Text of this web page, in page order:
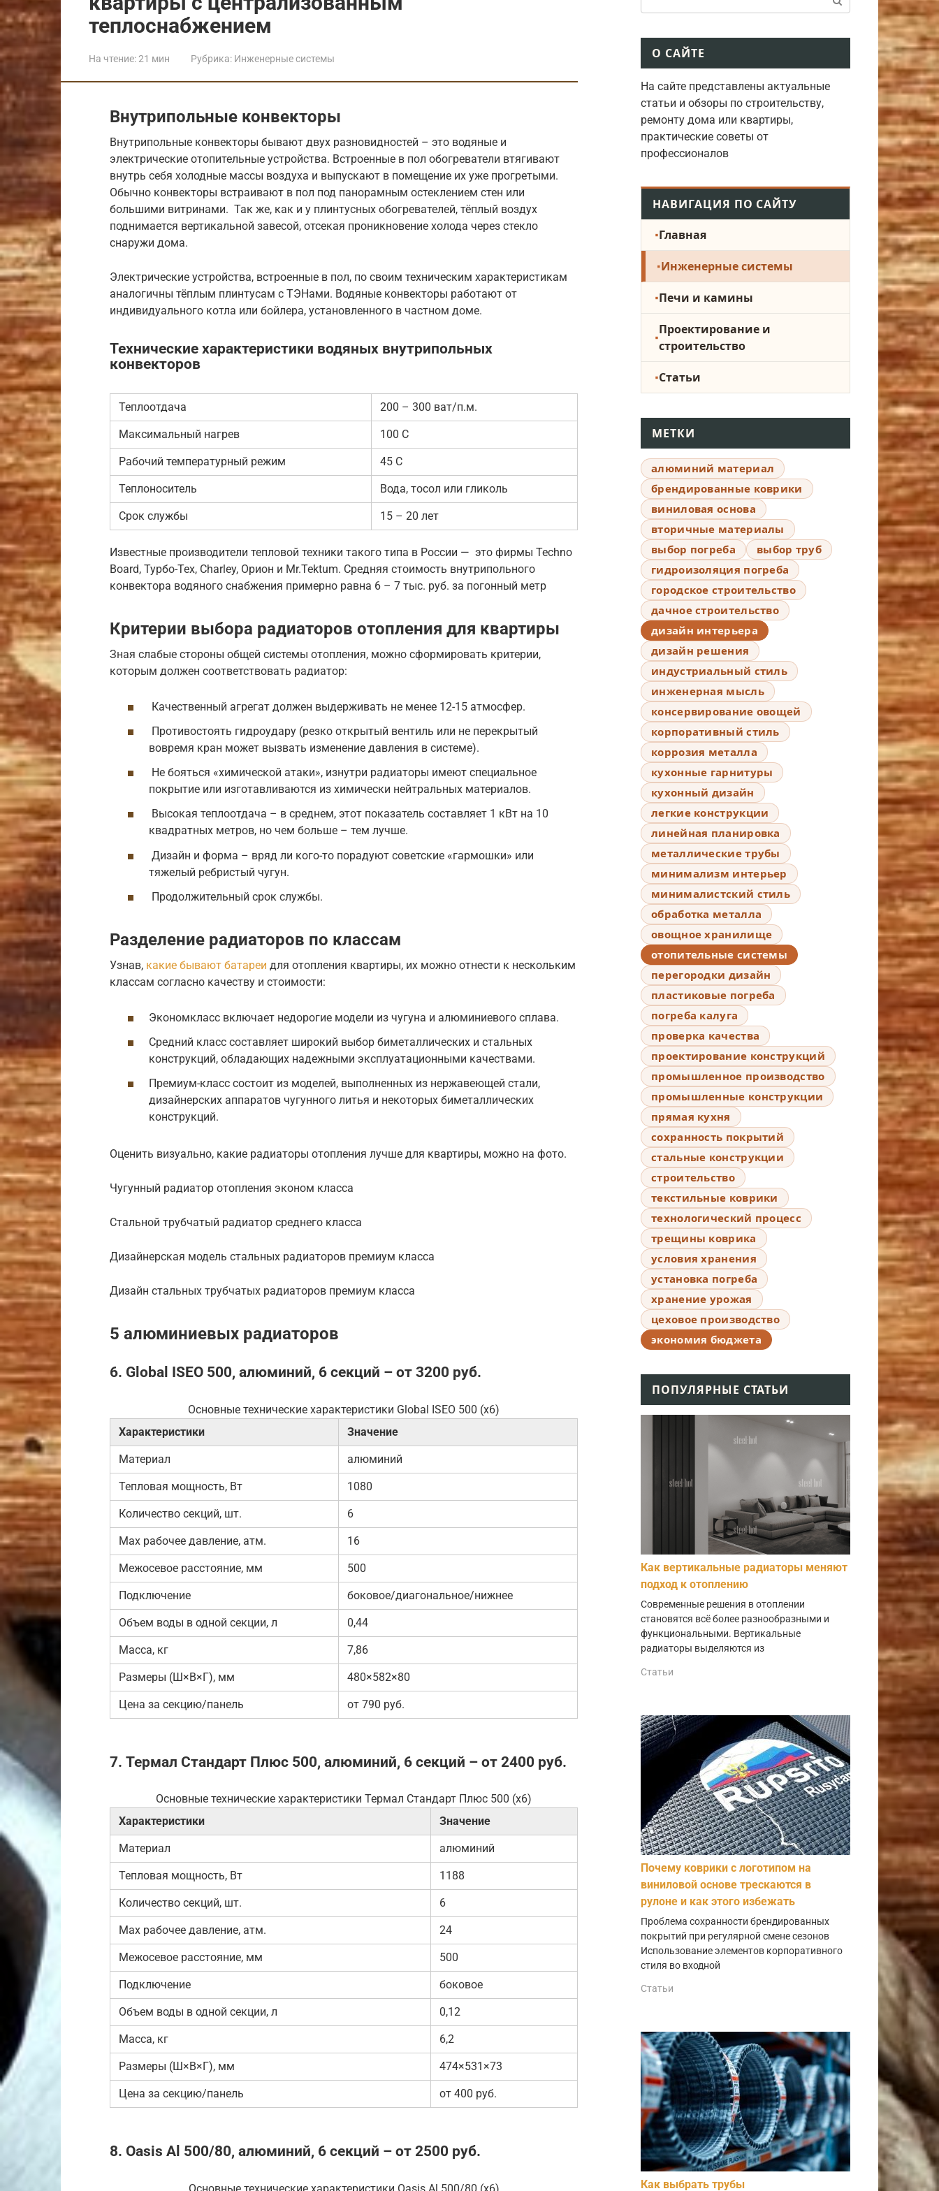
теплоснабжением
На чтение:21 мин Рубрика: Инженерные системы
Внутрипольные конвекторы
Внутрипольные конвекторы бывают двух разновидностей – это водяные и
электрические отопительные устройства. Встроенные в пол обогреватели втягивают
внутрь себя холодные массы воздуха и выпускают в помещение их уже прогретыми.
Обычно конвекторы встраивают в пол под панорамным остеклением стен или
большими витринами. Так же, как и у плинтусных обогревателей, тёплый воздух
поднимается вертикальной завесой, отсекая проникновение холода через стекло
снаружи дома.
Электрические устройства, встроенные в пол, по своим техническим характеристикам
аналогичны тёплым плинтусам с ТЭНами. Водяные конвекторы работают от
индивидуального котла или бойлера, установленного в частном доме.
Технические характеристики водяных внутрипольных
конвекторов
Теплоотдача 200 – 300 ват/п.м.
Максимальный нагрев 100 С
Рабочий температурный режим 45 С
Теплоноситель Вода, тосол или гликоль
Срок службы 15 – 20 лет
Известные производители тепловой техники такого типа в России — это фирмы Techno
Board, Турбо-Тех, Charley, Орион и Mr.Tektum. Средняя стоимость внутрипольного
конвектора водяного снабжения примерно равна 6 – 7 тыс. руб. за погонный метр
Критерии выбора радиаторов отопления для квартиры
Зная слабые стороны общей системы отопления, можно сформировать критерии,
которым должен соответствовать радиатор:
Качественный агрегат должен выдерживать не менее 12-15 атмосфер.
Противостоять гидроудару (резко открытый вентиль или не перекрытый
вовремя кран может вызвать изменение давления в системе).
Не бояться «химической атаки», изнутри радиаторы имеют специальное
покрытие или изготавливаются из химически нейтральных материалов.
Высокая теплоотдача – в среднем, этот показатель составляет 1 кВт на 10
квадратных метров, но чем больше – тем лучше.
Дизайн и форма – вряд ли кого-то порадуют советские «гармошки» или
тяжелый ребристый чугун.
Продолжительный срок службы.
Разделение радиаторов по классам
Узнав, какие бывают батареи для отопления квартиры, их можно отнести к нескольким
классам согласно качеству и стоимости:
Экономкласс включает недорогие модели из чугуна и алюминиевого сплава.
Средний класс составляет широкий выбор биметаллических и стальных
конструкций, обладающих надежными эксплуатационными качествами.
Премиум-класс состоит из моделей, выполненных из нержавеющей стали,
дизайнерских аппаратов чугунного литья и некоторых биметаллических
конструкций.
Оценить визуально, какие радиаторы отопления лучше для квартиры, можно на фото.
Чугунный радиатор отопления эконом класса
Стальной трубчатый радиатор среднего класса
Дизайнерская модель стальных радиаторов премиум класса
Дизайн стальных трубчатых радиаторов премиум класса
5 алюминиевых радиаторов
6. Global ISEO 500, алюминий, 6 секций – от 3200 руб.
Основные технические характеристики Global ISEO 500 (x6)
Характеристики
Значение
Материал алюминий
Тепловая мощность, Вт 1080
Количество секций, шт. 6
Max рабочее давление, атм. 16
Межосевое расстояние, мм 500
Подключение боковое/диагональное/нижнее
Объем воды в одной секции, л 0,44
Масса, кг 7,86
Размеры (Ш×В×Г), мм 480×582×80
Цена за секцию/панель от 790 руб.
7. Термал Стандарт Плюс 500, алюминий, 6 секций – от 2400 руб.
Основные технические характеристики Термал Стандарт Плюс 500 (x6)
Характеристики
Значение
Материал алюминий
Тепловая мощность, Вт 1188
Количество секций, шт. 6
Max рабочее давление, атм. 24
Межосевое расстояние, мм 500
Подключение боковое
Объем воды в одной секции, л 0,12
Масса, кг 6,2
Размеры (Ш×В×Г), мм 474×531×73
Цена за секцию/панель от 400 руб.
8. Oasis Al 500/80, алюминий, 6 секций – от 2500 руб.
О САЙТЕ
На сайте представлены актуальные
статьи и обзоры по строительству,
ремонту дома или квартиры,
практические советы от
профессионалов
НАВИГАЦИЯ ПО САЙТУ
Главная
Инженерные системы
Печи и камины
Проектирование и
строительство
Статьи
МЕТКИ
алюминий материал
брендированные коврики
виниловая основа
вторичные материалы
выбор погреба
выбор труб
гидроизоляция погреба
городское строительство
дачное строительство
дизайн интерьера
дизайн решения
индустриальный стиль
инженерная мысль
консервирование овощей
корпоративный стиль
коррозия металла
кухонные гарнитуры
кухонный дизайн
легкие конструкции
линейная планировка
металлические трубы
минимализм интерьер
минималистский стиль
обработка металла
овощное хранилище
отопительные системы
перегородки дизайн
пластиковые погреба
погреба калуга
проверка качества
проектирование конструкций
промышленное производство
промышленные конструкции
прямая кухня
сохранность покрытий
стальные конструкции
строительство
текстильные коврики
технологический процесс
трещины коврика
условия хранения
установка погреба
хранение урожая
цеховое производство
экономия бюджета
ПОПУЛЯРНЫЕ СТАТЬИ
Как вертикальные радиаторы меняют
подход к отоплению
Современные решения в отоплении
становятся всё более разнообразными и
функциональными. Вертикальные
радиаторы выделяются из
Статьи
Почему коврики с логотипом на
виниловой основе трескаются в
рулоне и как этого избежать
Проблема сохранности брендированных
покрытий при регулярной смене сезонов
Использование элементов корпоративного
стиля во входной
Статьи
Как выбрать трубы